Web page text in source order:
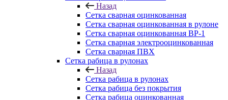
Назад
Сетка сварная оцинкованная
Сетка сварная оцинкованная в рулоне
Сетка сварная оцинкованная ВР-1
Сетка сварная электрооцинкованная
Сетка сварная ПВХ
Сетка рабица в рулонах
Назад
Сетка рабица в рулонах
Сетка рабица без покрытия
Сетка рабица оцинкованная